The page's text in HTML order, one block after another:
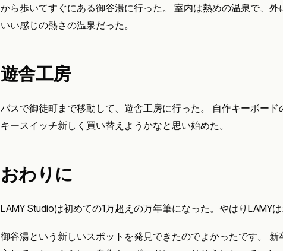
から歩いてすぐにある御谷湯に行った。 室内は熱めの温泉で、
いい感じの熱さの温泉だった。
遊舎工房
バスで御徒町まで移動して、遊舎工房に行った。 自作キーボード
キースイッチ新しく買い替えようかなと思い始めた。
おわりに
LAMY Studioは初めての1万超えの万年筆になった。やはりLAMYは
御谷湯という新しいスポットを発見できたのでよかったです。